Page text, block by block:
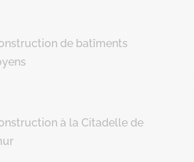
de batîments
à la Citadelle de